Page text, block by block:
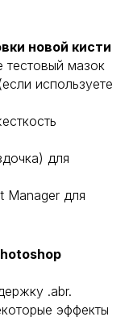
новой кисти
тестовый мазок
используете
для
Manager для
.abr.
эффекты